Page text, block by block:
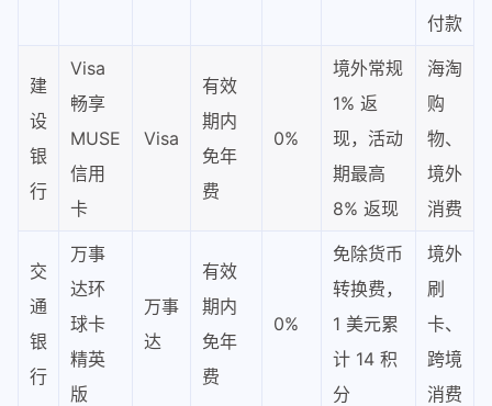
付款
建
设
银
行
Visa
畅享
MUSE
信用
卡
Visa
有效
期内
免年
费
0%
境外常规
1% 返
现，活动
期最高
8% 返现
海淘
购
物、
境外
消费
交
通
银
行
万事
达环
球卡
精英
版
万事
达
有效
期内
免年
费
0%
免除货币
转换费，
1 美元累
计 14 积
分
境外
刷
卡、
跨境
消费